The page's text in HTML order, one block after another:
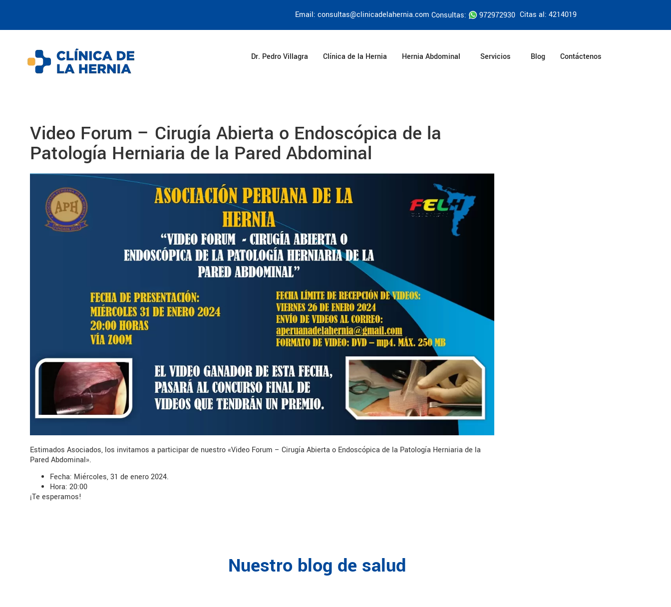
Consultas: 972972930
Email: consultas@clinicadelahernia.com Citas al: 4214019
Dr. Pedro Villagra Clínica de la Hernia Hernia Abdominal Servicios Blog Contáctenos
Video Forum – Cirugía Abierta o Endoscópica de la
Patología Herniaria de la Pared Abdominal
Estimados Asociados, los invitamos a participar de nuestro «Video Forum – Cirugía Abierta o Endoscópica de la Patología Herniaria de la
Pared Abdominal».
Fecha: Miércoles, 31 de enero 2024.
Hora: 20:00
¡Te esperamos!
Nuestro blog de salud